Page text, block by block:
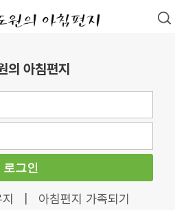
의 아침편지
로그인
아침편지 가족되기